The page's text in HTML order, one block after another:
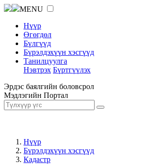
MENU
Нүүр
Өгөгдөл
Бүлгүүд
Бүрэлдэхүүн хэсгүүд
Танилцуулга
Нэвтрэх Бүртгүүлэх
Эрдэс баялгийн боловсрол
Мэдлэгийн Портал
Нүүр
Бүрэлдэхүүн хэсгүүд
Кадастр